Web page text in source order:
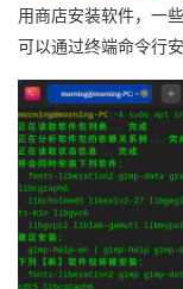
用商店安装软件，一
可以通过终端命令行安